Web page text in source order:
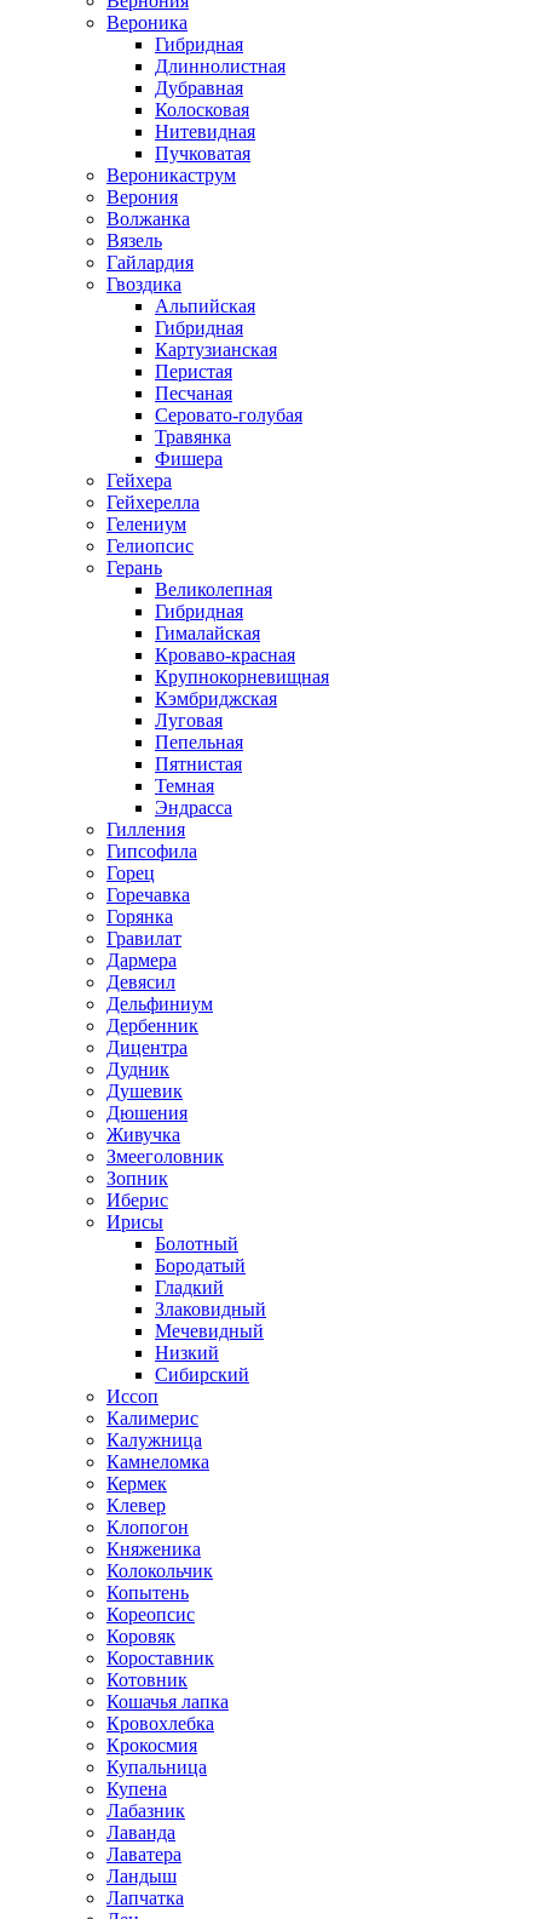
Вероника
Гибридная
Длиннолистная
Дубравная
Колосковая
Нитевидная
Пучковатая
Вероникаструм
Верония
Волжанка
Вязель
Гайлардия
Гвоздика
Альпийская
Гибридная
Картузианская
Перистая
Песчаная
Серовато-голубая
Травянка
Фишера
Гейхера
Гейхерелла
Гелениум
Гелиопсис
Герань
Великолепная
Гибридная
Гималайская
Кроваво-красная
Крупнокорневищная
Кэмбриджская
Луговая
Пепельная
Пятнистая
Темная
Эндрасса
Гилления
Гипсофила
Горец
Горечавка
Горянка
Гравилат
Дармера
Девясил
Дельфиниум
Дербенник
Дицентра
Дудник
Душевик
Дюшения
Живучка
Змееголовник
Зопник
Иберис
Ирисы
Болотный
Бородатый
Гладкий
Злаковидный
Мечевидный
Низкий
Сибирский
Иссоп
Калимерис
Калужница
Камнеломка
Кермек
Клевер
Клопогон
Княженика
Колокольчик
Копытень
Кореопсис
Коровяк
Короставник
Котовник
Кошачья лапка
Кровохлебка
Крокосмия
Купальница
Купена
Лабазник
Лаванда
Лаватера
Ландыш
Лапчатка